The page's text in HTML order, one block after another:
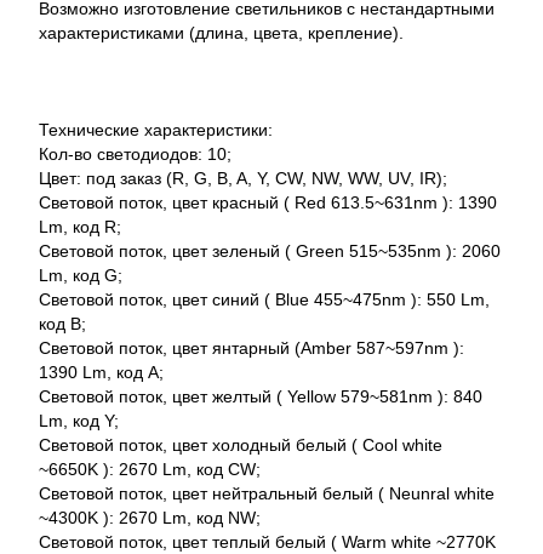
Возможно изготовление светильников с нестандартными
характеристиками (длина, цвета, крепление).
Технические характеристики:
Кол-во светодиодов: 10;
Цвет: под заказ (R, G, B, A, Y, CW, NW, WW, UV, IR);
Световой поток, цвет красный ( Red 613.5~631nm ): 1390
Lm, код R;
Световой поток, цвет зеленый ( Green 515~535nm ): 2060
Lm, код G;
Световой поток, цвет синий ( Blue 455~475nm ): 550 Lm,
код B;
Световой поток, цвет янтарный (Amber 587~597nm ):
1390 Lm, код A;
Световой поток, цвет желтый ( Yellow 579~581nm ): 840
Lm, код Y;
Световой поток, цвет холодный белый ( Cool white
~6650K ): 2670 Lm, код CW;
Световой поток, цвет нейтральный белый ( Neunral white
~4300K ): 2670 Lm, код NW;
Световой поток, цвет теплый белый ( Warm white ~2770K